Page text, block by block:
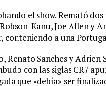
el show. Remató
Kanu, Joe Allen y
conteniendo a una
Renato Sanches y
con las siglas CR7
que «debía» ser